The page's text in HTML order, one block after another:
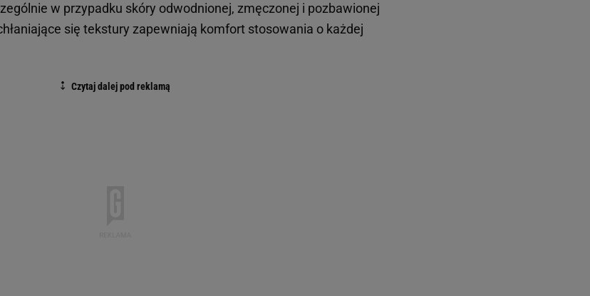
w przypadku skóry odwodnionej, zmęczonej i pozbawionej
się tekstury zapewniają komfort stosowania o każdej